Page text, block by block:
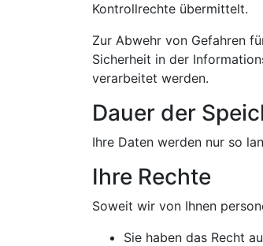
Kontrollrechte übermittelt.
Zur Abwehr von Gefahren
Sicherheit in der
verarbeitet werden.
Dauer der
Ihre Daten werden nur so
Ihre Rechte
Soweit wir von Ihnen
Sie haben das Recht